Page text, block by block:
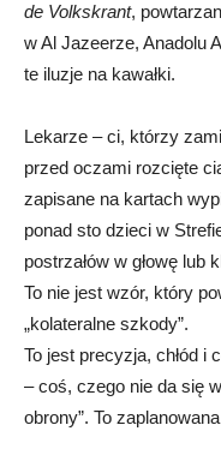
de Volkskrant,
w Al Jazeerze, Anadolu
te iluzje na kawałki.
Lekarze – ci, którzy
przed oczami rozcięte
zapisane na kartach
ponad sto dzieci w
postrzałów w głowę lub
To nie jest wzór, który
„kolateralne szkody”.
To jest precyzja, chłód i
– coś, czego nie da się
obrony”. To